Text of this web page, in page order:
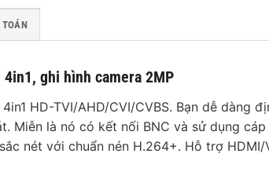
TOÁN
ghi hình camera 2MP
HD-TVI/AHD/CVI/CVBS. Bạn dễ dàng
Miễn là nó có kết nối BNC và sử dụng
nét với chuẩn nén H.264+. Hỗ trợ HDMI/